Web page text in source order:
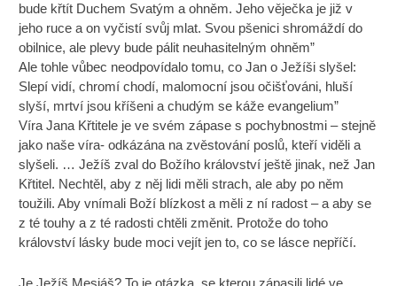
bude křtít Duchem Svatým a ohněm. Jeho věječka je již v
jeho ruce a on vyčistí svůj mlat. Svou pšenici shromáždí do
obilnice, ale plevy bude pálit neuhasitelným ohněm”
Ale tohle vůbec neodpovídalo tomu, co Jan o Ježíši slyšel:
Slepí vidí, chromí chodí, malomocní jsou očišťováni, hluší
slyší, mrtví jsou kříšeni a chudým se káže evangelium”
Víra Jana Křtitele je ve svém zápase s pochybnostmi – stejně
jako naše víra- odkázána na zvěstování poslů, kteří viděli a
slyšeli. … Ježíš zval do Božího království ještě jinak, než Jan
Křtitel. Nechtěl, aby z něj lidi měli strach, ale aby po něm
toužili. Aby vnímali Boží blízkost a měli z ní radost – a aby se
z té touhy a z té radosti chtěli změnit. Protože do toho
království lásky bude moci vejít jen to, co se lásce nepříčí.
Je Ježíš Mesiáš? To je otázka, se kterou zápasili lidé ve